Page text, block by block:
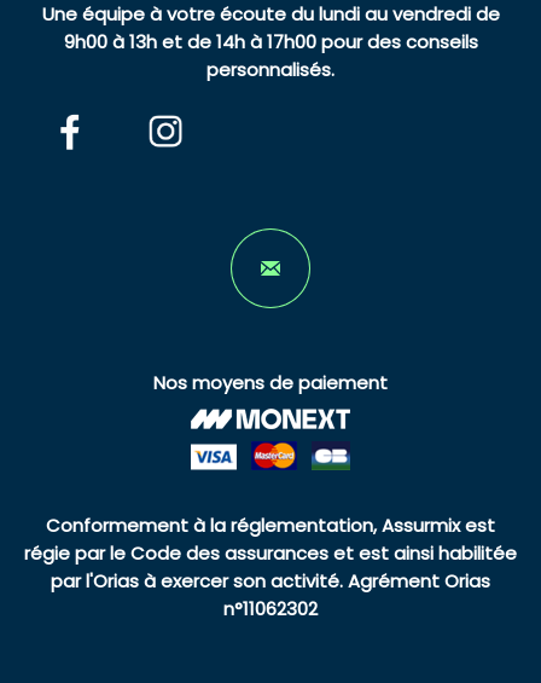
Une équipe à votre écoute du lundi au vendredi de
9h00 à 13h et de 14h à 17h00 pour des conseils
personnalisés.
Nos moyens de paiement
Conformement à la réglementation, Assurmix est
régie par le Code des assurances et est ainsi habilitée
par l'Orias à exercer son activité. Agrément Orias
n°11062302